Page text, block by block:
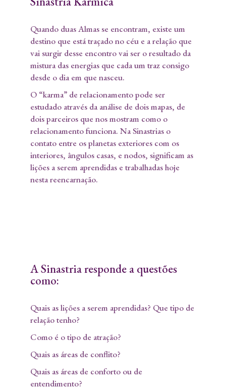
Quando duas Almas se encontram, existe um
destino que está traçado no céu e a relação que
vai surgir desse encontro vai ser o resultado da
mistura das energias que cada um traz consigo
desde o dia em que nasceu.
O “karma” de relacionamento pode ser
estudado através da análise de dois mapas, de
dois parceiros que nos mostram como o
relacionamento funciona. Na Sinastrias o
contato entre os planetas exteriores com os
interiores, ângulos casas, e nodos, significam as
lições a serem aprendidas e trabalhadas hoje
nesta reencarnação.
A Sinastria responde a questões
como:
Quais as lições a serem aprendidas? Que tipo de
relação tenho?
Como é o tipo de atração?
Quais as áreas de conflito?
Quais as áreas de conforto ou de
entendimento?